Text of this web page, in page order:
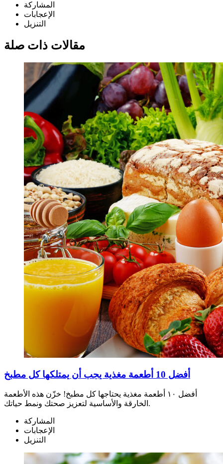
المشاركة
الإعجابات
التنزيل
مقالات ذات صلة
أفضل 10 أطعمة مغذية يجب أن يمتلكها كل مطبخ
أفضل ١٠ أطعمة مغذية يحتاجها كل مطبخ! خزّن هذه الأطعمة
الخارقة والأساسية لتعزيز صحتك ونمط حياتك.
المشاركة
الإعجابات
التنزيل